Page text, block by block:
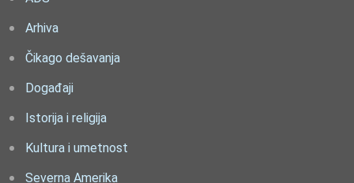
Arhiva
Čikago dešavanja
Događaji
Istorija i religija
Kultura i umetnost
Severna Amerika